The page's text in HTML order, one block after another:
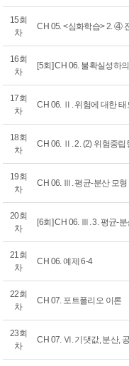
15회
차
CH 05. <심화학습> 2. ④
16회
차
[5회] CH 06. 불확실성하
17회
차
CH 06. Ⅱ. 위험에 대한 태
18회
차
CH 06. Ⅱ. 2. (2) 위험중립
19회
차
CH 06. Ⅲ. 평균-분산 모형
20회
차
[6회] CH 06. Ⅲ. 3. 평균-
21회
차
CH 06. 예제 6-4
22회
차
CH 07. 포트폴리오 이론
23회
차
CH 07. Ⅵ. 기댓값, 분산,